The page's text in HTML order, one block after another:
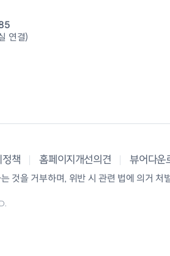
연결)
정책 홈페이지개선의견 뷰어다운
것을 거부하며, 위반 시 관련 법에 의거 처